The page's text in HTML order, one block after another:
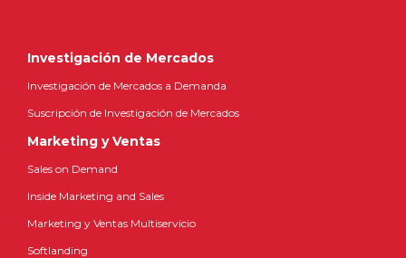
Investigación de Mercados
Investigación de Mercados a Demanda
Suscripción de Investigación de Mercados
Marketing y Ventas
Sales on Demand
Inside Marketing and Sales
Marketing y Ventas Multiservicio
Softlanding